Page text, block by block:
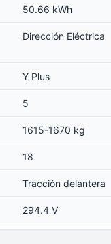
50.66 kWh
Dirección Eléctrica
Y Plus
5
1615-1670 kg
18
Tracción delantera
294.4 V